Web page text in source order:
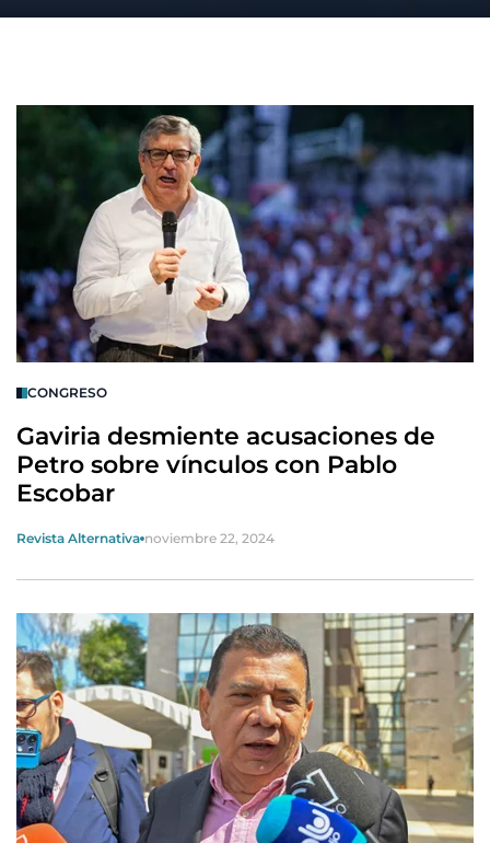
CONGRESO
Gaviria desmiente acusaciones de
Petro sobre vínculos con Pablo
Escobar
Revista Alternativa noviembre 22, 2024